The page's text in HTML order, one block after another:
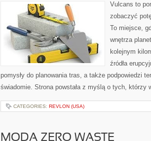
Vulcans to
zobaczyć
To miejsce,
wnętrza
kolejnym
źródła
pomysły do planowania tras, a także podpowiedzi
świadomie. Strona powstała z myślą o tych,
CATEGORIES: REVLON (USA)
MODA ZERO WASTE